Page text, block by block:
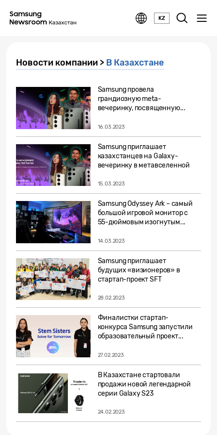
KZ
Новости компании > В Казахстане
Samsung провела
грандиозную meta-
вечеринку, посвященную...
16.03.2023
Samsung приглашает
казахстанцев на Galaxy-
вечеринку в метавселенной
15.03.2023
Samsung Odyssey Ark – самый
большой игровой монитор с
55-дюймовым изогнутым...
14.03.2023
Samsung приглашает
будущих «визионеров» в
стартап-проект SFT
28.02.2023
Финалистки стартап-
конкурса Samsung запустили
образовательный проект...
27.02.2023
В Казахстане стартовали
продажи новой легендарной
серии Galaxy S23
24.02.2023